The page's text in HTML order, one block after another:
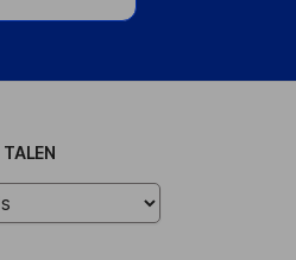
TALEN